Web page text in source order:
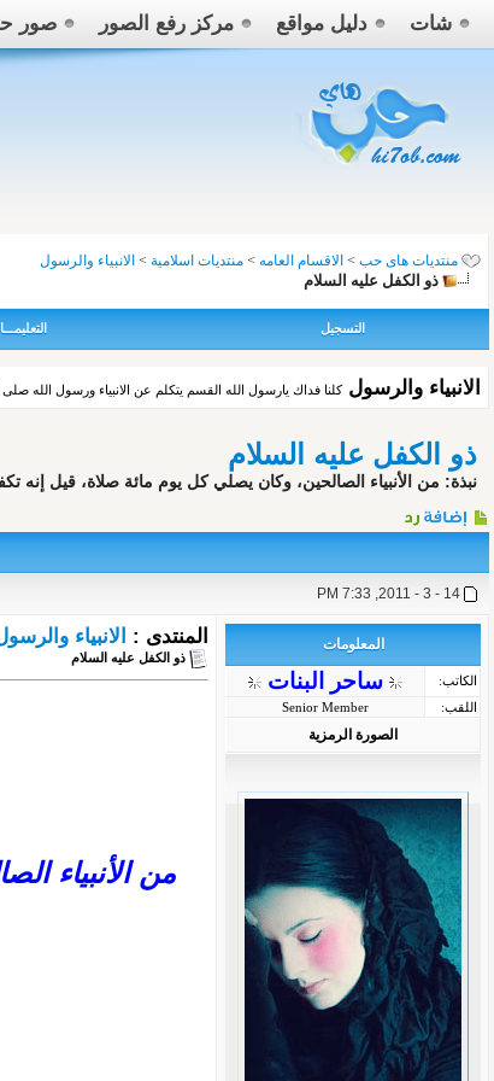
شات دليل مواقع مركز رفع الصور صور
منتديات هاى حب > الاقسام العامه > منتديات اسلامية > الانبياء والرسول
ذو الكفل عليه السلام
التسجيل
الانبياء والرسول كلنا فداك يارسول الله القسم يتكلم عن الانبياء ورسول الله
ذو الكفل عليه السلام
نبذة: من الأنبياء الصالحين، وكان يصلي كل يوم مائة صلاة، قيل
المعلومات
الكاتب: ساحر البنات
اللقب: Senior Member
الصورة الرمزية
المنتدى : الانبياء
ذو الكفل عليه السلام
من الأنبياء